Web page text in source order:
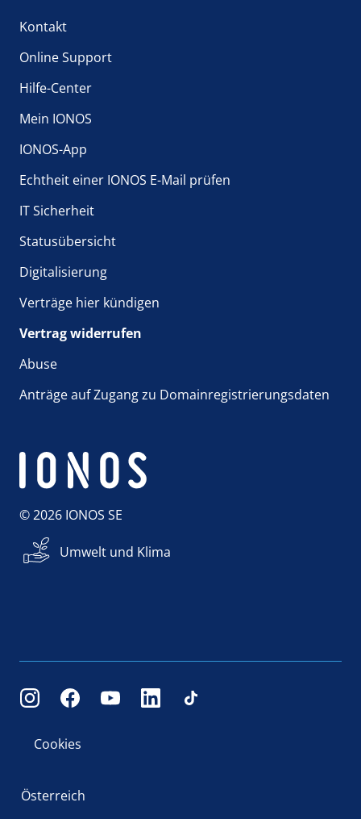
Kontakt
Online Support
Hilfe-Center
Mein IONOS
IONOS-App
Echtheit einer IONOS E-Mail prüfen
IT Sicherheit
Statusübersicht
Digitalisierung
Verträge hier kündigen
Vertrag widerrufen
Abuse
Anträge auf Zugang zu Domainregistrierungsdaten
© 2026 IONOS SE
Umwelt und Klima
Cookies
Österreich